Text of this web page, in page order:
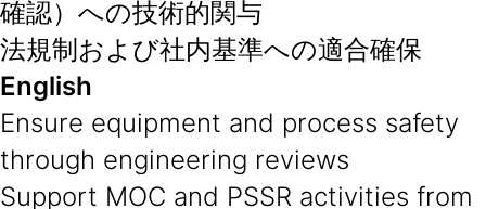
確認）への技術的関与
法規制および社内基準への適合確保
English
Ensure equipment and process safety
through engineering reviews
Support MOC and PSSR activities from